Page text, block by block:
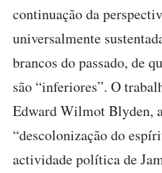
continuação da
universalmente
brancos do passado, de
são “inferiores”. O
Edward Wilmot Blyden,
“descolonização do
actividade política de